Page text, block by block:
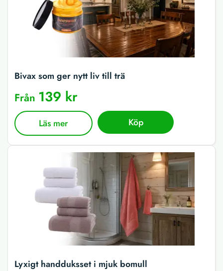
Bivax som ger nytt liv till trä
Från 139 kr
Läs mer Köp
Lyxigt handduksset i mjuk bomull